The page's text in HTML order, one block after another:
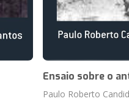
Ensaio sobre o
Paulo Roberto